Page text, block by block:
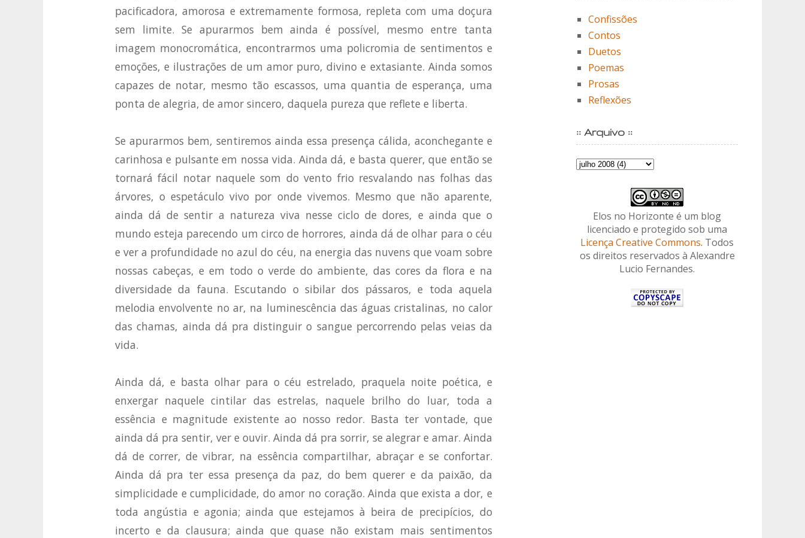
pacificadora, amorosa e extremamente formosa, repleta com uma doçura
sem limite. Se apurarmos bem ainda é possível, mesmo entre tanta
imagem monocromática, encontrarmos uma policromia de sentimentos e
emoções, e ilustrações de um amor puro, divino e extasiante. Ainda somos
capazes de notar, mesmo tão escassos, uma quantia de esperança, uma
ponta de alegria, de amor sincero, daquela pureza que reflete e liberta.
Se apurarmos bem, sentiremos ainda essa presença cálida, aconchegante e
carinhosa e pulsante em nossa vida. Ainda dá, e basta querer, que então se
tornará fácil notar naquele som do vento frio resvalando nas folhas das
árvores, o espetáculo vivo por onde vivemos. Mesmo que não aparente,
ainda dá de sentir a natureza viva nesse ciclo de dores, e ainda que o
mundo esteja parecendo um circo de horrores, ainda dá de olhar para o céu
e ver a profundidade no azul do céu, na energia das nuvens que voam sobre
nossas cabeças, e em todo o verde do ambiente, das cores da flora e na
diversidade da fauna. Escutando o sibilar dos pássaros, e toda aquela
melodia envolvente no ar, na luminescência das águas cristalinas, no calor
das chamas, ainda dá pra distinguir o sangue percorrendo pelas veias da
vida.
Ainda dá, e basta olhar para o céu estrelado, praquela noite poética, e
enxergar naquele cintilar das estrelas, naquele brilho do luar, toda a
essência e magnitude existente ao nosso redor. Basta ter vontade, que
ainda dá pra sentir, ver e ouvir. Ainda dá pra sorrir, se alegrar e amar. Ainda
dá de correr, de vibrar, na essência compartilhar, abraçar e se confortar.
Ainda dá pra ter essa presença da paz, do bem querer e da paixão, da
simplicidade e cumplicidade, do amor no coração. Ainda que exista a dor, e
toda angústia e agonia; ainda que estejamos à beira de precipícios, do
incerto e da clausura; ainda que quase não existam mais sentimentos
Confissões
Contos
Duetos
Poemas
Prosas
Reflexões
:: Arquivo ::
Elos no Horizonte é um blog
licenciado e protegido sob uma
Licença Creative Commons. Todos
os direitos reservados à Alexandre
Lucio Fernandes.